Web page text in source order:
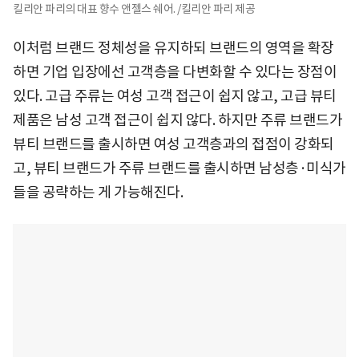
킬리안 파리의 대표 향수 앤젤스 쉐어. /킬리안 파리 제공
이처럼 브랜드 정체성을 유지하되 브랜드의 영역을 확장
하면 기업 입장에선 고객층을 다변화할 수 있다는 장점이
있다. 고급 주류는 여성 고객 접근이 쉽지 않고, 고급 뷰티
제품은 남성 고객 접근이 쉽지 않다. 하지만 주류 브랜드가
뷰티 브랜드를 출시하면 여성 고객층과의 접점이 강화되
고, 뷰티 브랜드가 주류 브랜드를 출시하면 남성층·미식가
들을 공략하는 게 가능해진다.